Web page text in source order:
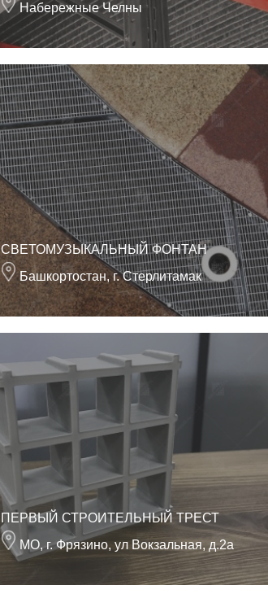
Набережные Челны
СВЕТОМУЗЫКАЛЬНЫЙ ФОНТАН
Башкортостан, г. Стерлитамак
ПЕРВЫЙ СТРОИТЕЛЬНЫЙ ТРЕСТ
МО, г. Фрязино, ул Вокзальная, д.2а